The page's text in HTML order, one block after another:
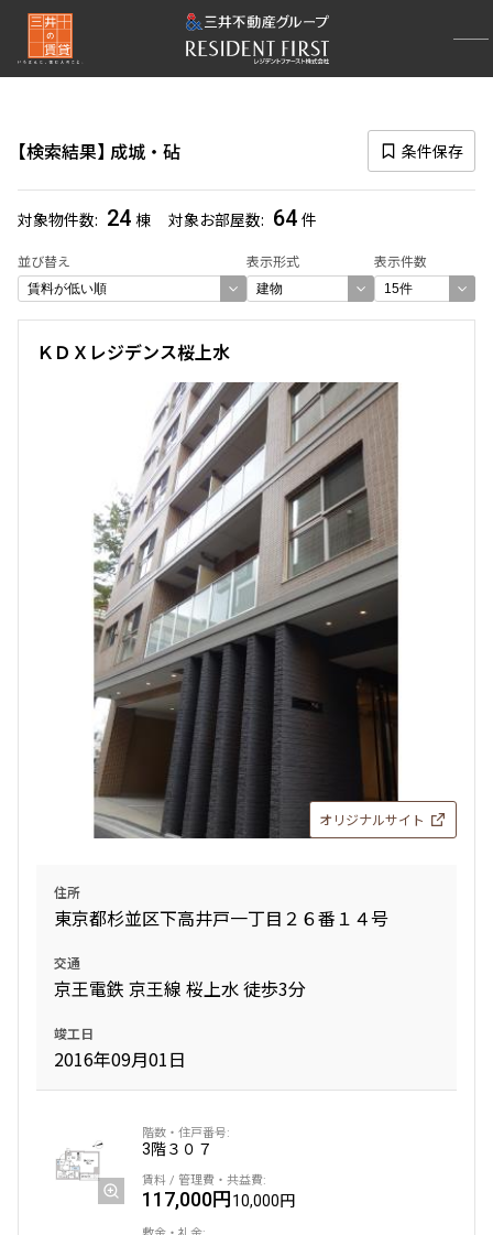
検索結果 成城・砧 条件保存
対象物件数 24 棟 対象お部屋数 64 件
並び替え 表示形式 表示件数
再検索ナビゲーション
選択中のエリア
成城・砧
(64)
選び方を変更する
検索対象お部屋数
64件
お部屋を再検索
検索結果の絞り込み
〜
管理費/共益費含む
礼金１ヶ月以下
フリーレント付き
間取り
1R〜1K
1DK〜1LDK
2LDK
4LDK〜
専有面積
築年数
ＫＤＸレジデンス桜上水
オリジナルサイト
住所
東京都杉並区下高井戸一丁目２６番１４号
交通
京王電鉄 京王線 桜上水 徒歩3分
竣工日
2016年09月01日
3階３０７
117,000円10,000円